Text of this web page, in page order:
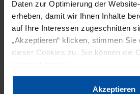
Daten zur Optimierung der
erheben, damit wir Ihnen Inhalte
auf Ihre Interessen zugeschnitten
„Akzeptieren“ klicken, stimmen Sie
dieser Cookies zu. Sie können die
Datenschutzerklärung|Impressum
Akzeptieren
MESSTECHNIK
HYPERSPEKTRALE